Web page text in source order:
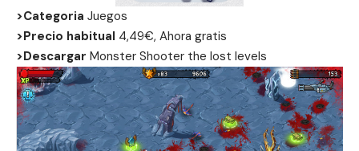
>Categoria Juegos
>Precio habitual 4,49€, Ahora gratis
>Descargar Monster Shooter the lost levels